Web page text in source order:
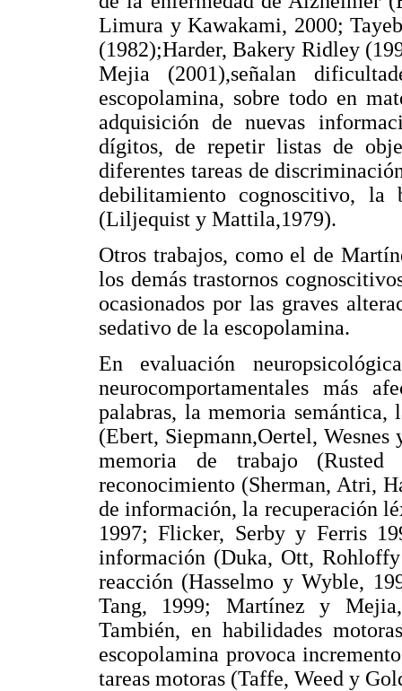
Limura y Kawakami, 2000;
(1982);Harder, Bakery Ridley
Mejia (2001),señalan
escopolamina, sobre todo en
adquisición de nuevas
dígitos, de repetir listas de
diferentes tareas de
debilitamiento cognoscitivo, la
(Liljequist y Mattila,1979).
Otros trabajos, como el de
los demás trastornos
ocasionados por las graves
sedativo de la escopolamina.
En evaluación
neurocomportamentales más
palabras, la memoria
(Ebert, Siepmann,Oertel,
memoria de trabajo
reconocimiento (Sherman, Atri,
de información, la recuperación
1997; Flicker, Serby y Ferris
información (Duka, Ott,
reacción (Hasselmo y Wyble,
Tang, 1999; Martínez y
También, en habilidades
escopolamina provoca
tareas motoras (Taffe, Weed y